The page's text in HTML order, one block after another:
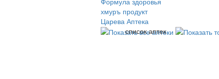
хмуръ продукт
Царева Аптека
список аптек